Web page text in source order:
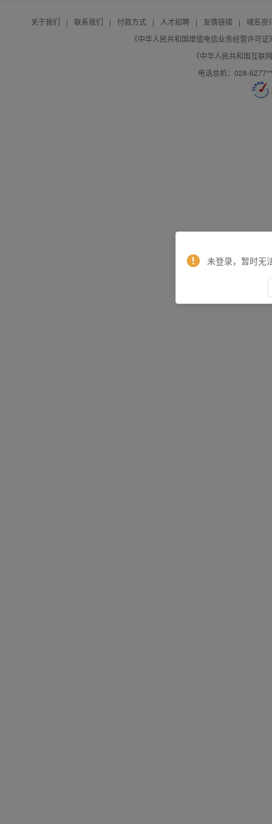
关于我们 | 联系我们 | 付款方式 | 人才招聘 | 友情链接 |
域名资
《中华人民共和国增值电信业务经营许可
《中华人民共和国互联
电话总机：028-
未登录，暂时无